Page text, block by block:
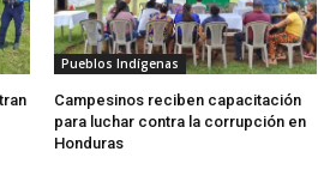
Pueblos Indígenas
Campesinos reciben capacitación
para luchar contra la corrupción en
Honduras